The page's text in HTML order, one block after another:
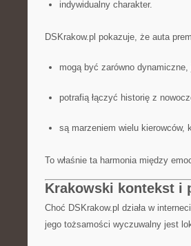
indywidualny charakter.
DSKrakow.pl pokazuje, że auta
mogą być zarówno
potrafią łączyć historię z
są marzeniem wielu kierowców,
To właśnie ta harmonia między
Krakowski kontekst i
Choć DSKrakow.pl działa w
jego tożsamości wyczuwalny jest